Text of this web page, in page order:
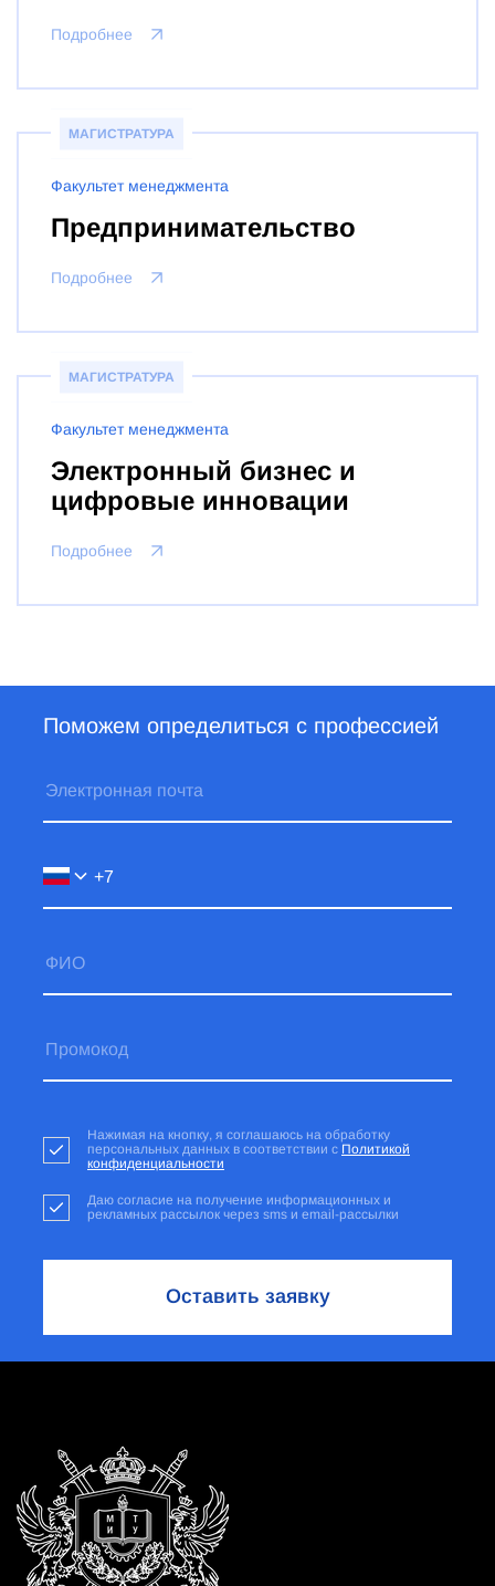
Подробнее
МАГИСТРАТУРА
Факультет менеджмента
Предпринимательство
Подробнее
МАГИСТРАТУРА
Факультет менеджмента
Электронный бизнес и
цифровые инновации
Подробнее
Поможем определиться с профессией
Нажимая на кнопку, я соглашаюсь на обработку
персональных данных в соответствии с Политикой
конфиденциальности
Даю согласие на получение информационных и
рекламных рассылок через sms и email-рассылки
Оставить заявку